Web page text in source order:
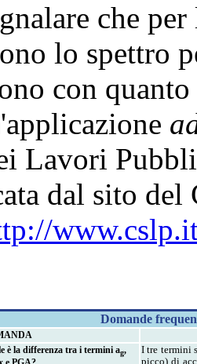
che
lo spettro
con
Lavori
dal sito
Domande
è la differenza tra i termini ag,
I tre termini
picco) di